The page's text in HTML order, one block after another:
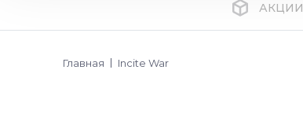
АКЦИИ
Главная Incite War